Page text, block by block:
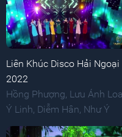
Liên Khúc Disco Hải Ngoại
2022
Hồng Phượng, Lưu Ánh
Ý Linh, Diễm Hân, Như Ý